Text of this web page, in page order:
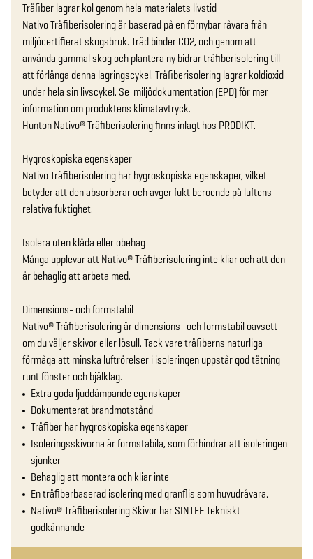
Träfiber lagrar kol genom hela materialets livstid
Nativo Träfiberisolering är baserad på en förnybar råvara från
miljöcertifierat skogsbruk. Träd binder CO2, och genom att
använda gammal skog och plantera ny bidrar träfiberisolering till
att förlänga denna lagringscykel. Träfiberisolering lagrar koldioxid
under hela sin livscykel. Se  miljödokumentation (EPD) för mer
information om produktens klimatavtryck.
Hunton Nativo® Träfiberisolering finns inlagt hos PRODIKT.
Hygroskopiska egenskaper
Nativo Träfiberisolering har hygroskopiska egenskaper, vilket
betyder att den absorberar och avger fukt beroende på luftens
relativa fuktighet.
Isolera uten klåda eller obehag
Många upplevar att Nativo® Träfiberisolering inte kliar och att den
är behaglig att arbeta med.
Dimensions- och formstabil
Nativo® Träfiberisolering är dimensions- och formstabil oavsett
om du väljer skivor eller lösull. Tack vare träfiberns naturliga
förmåga att minska luftrörelser i isoleringen uppstår god tätning
runt fönster och bjälklag.
Extra goda ljuddämpande egenskaper
Dokumenterat brandmotstånd
Träfiber har hygroskopiska egenskaper
Isoleringsskivorna är formstabila, som förhindrar att isoleringen
sjunker
Behaglig att montera och kliar inte
En träfiberbaserad isolering med granflis som huvudråvara.
Nativo® Träfiberisolering Skivor har SINTEF Tekniskt
godkännande